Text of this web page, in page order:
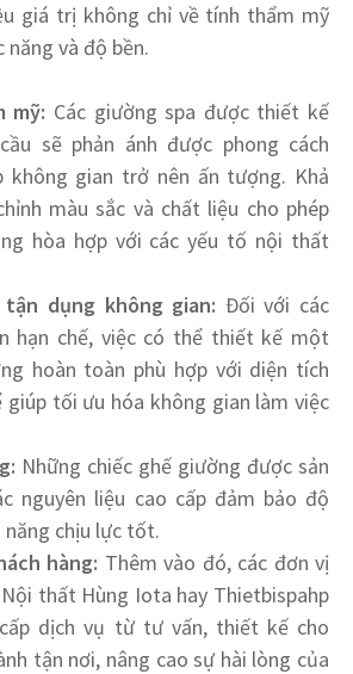
giá trị không chỉ về tính thẩm mỹ
năng và độ bền.
mỹ: Các giường spa được thiết kế
sẽ phản ánh được phong cách
không gian trở nên ấn tượng. Khả
màu sắc và chất liệu cho phép
hòa hợp với các yếu tố nội thất
tận dụng không gian: Đối với các
hạn chế, việc có thể thiết kế một
hoàn toàn phù hợp với diện tích
giúp tối ưu hóa không gian làm việc
Những chiếc ghế giường được sản
nguyên liệu cao cấp đảm bảo độ
năng chịu lực tốt.
hàng: Thêm vào đó, các đơn vị
thất Hùng Iota hay Thietbispahp
dịch vụ từ tư vấn, thiết kế cho
tận nơi, nâng cao sự hài lòng của